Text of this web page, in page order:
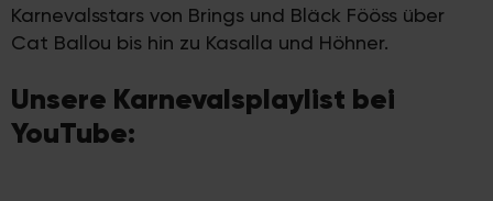
Karnevalsstars von Brings und Bläck Fööss über
Cat Ballou bis hin zu Kasalla und Höhner.
Unsere Karnevalsplaylist bei
YouTube: